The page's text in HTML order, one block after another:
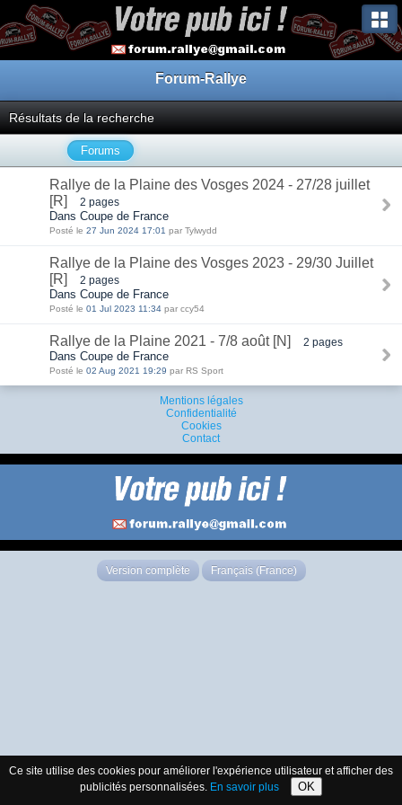
Forum-Rallye
Résultats de la recherche
Forums
Rallye de la Plaine des Vosges 2024 - 27/28 juillet
[R]
2 pages
Dans Coupe de France
Posté le 27 Jun 2024 17:01 par Tylwydd
Rallye de la Plaine des Vosges 2023 - 29/30 Juillet
[R]
2 pages
Dans Coupe de France
Posté le 01 Jul 2023 11:34 par ccy54
Rallye de la Plaine 2021 - 7/8 août [N] 2 pages
Dans Coupe de France
Posté le 02 Aug 2021 19:29 par RS Sport
Mentions légales
Confidentialité
Cookies
Contact
Version complète Français (France)
Ce site utilise des cookies pour améliorer l'expérience utilisateur et afficher des
publicités personnalisées. En savoir plus OK